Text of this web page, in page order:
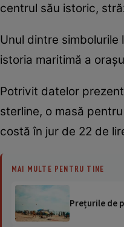
centrul său istoric,
Unul dintre
istoria maritimă a
Potrivit datelor
sterline, o masă
costă în jur de 22 de
MAI MULTE PENTRU TINE
Prețurile de